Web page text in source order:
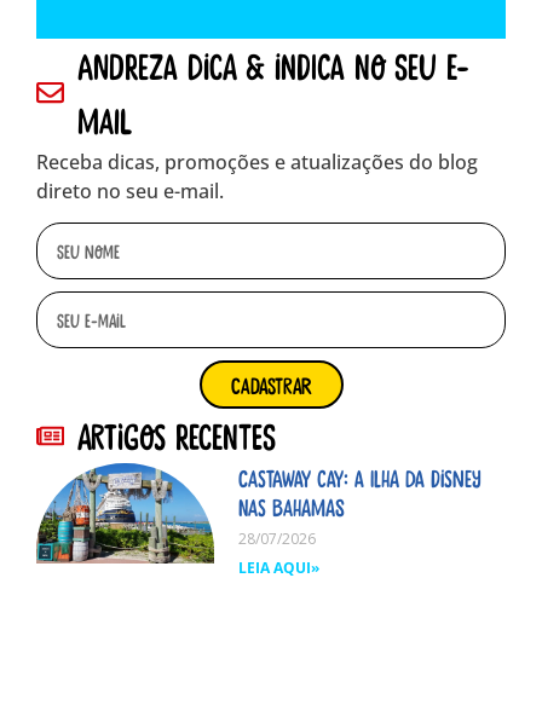
andreza dica & indica no seu e-
mail
Receba dicas, promoções e atualizações do blog
direto no seu e-mail.
cadastrar
Artigos Recentes
Castaway Cay: A ilha da Disney
nas Bahamas
28/07/2026
LEIA AQUI»